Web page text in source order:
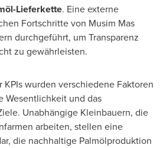
Lieferkette. Eine externe
Fortschritte von Musim Mas
durchgeführt, um Transparenz
zu gewährleisten.
KPIs wurden verschiedene Faktoren
Wesentlichkeit und das
Unabhängige Kleinbauern, die
arbeiten, stellen eine
die nachhaltige Palmölproduktion